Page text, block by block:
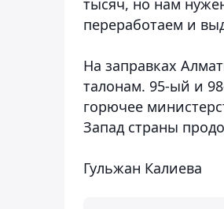
переработаем и
На заправках
талонам. 95-ый и
горючее
Запад страны
Гульжан Калиева